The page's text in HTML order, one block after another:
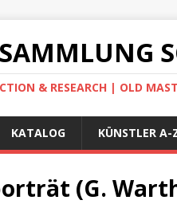
& RESEARCH | OLD
KATALOG KÜNSTLER A-
(G.